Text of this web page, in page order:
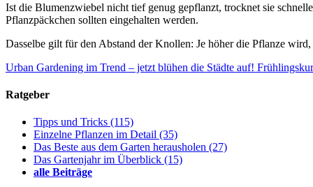
Ist die Blumenzwiebel nicht tief genug gepflanzt, trocknet sie
Pflanzpäckchen sollten eingehalten werden.
Dasselbe gilt für den Abstand der Knollen: Je höher die Pflanze
Urban Gardening im Trend – jetzt blühen die Städte auf!
Ratgeber
Tipps und Tricks (115)
Einzelne Pflanzen im Detail (35)
Das Beste aus dem Garten herausholen (27)
Das Gartenjahr im Überblick (15)
alle Beiträge